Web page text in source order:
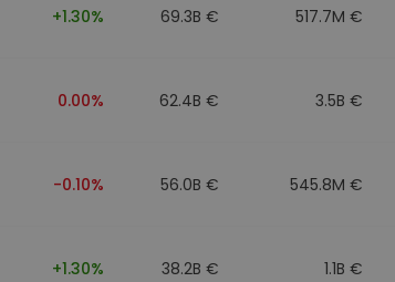
+1.30% 69.3B € 517.7M €
0.00% 62.4B € 3.5B €
-0.10% 56.0B € 545.8M €
+1.30% 38.2B € 1.1B €